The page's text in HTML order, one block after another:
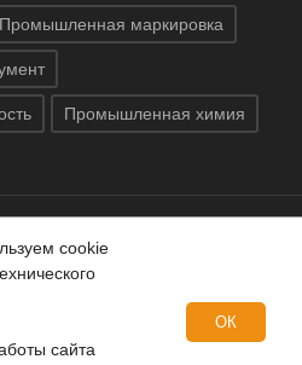
Промышленная маркировка
Промышленная химия
2020 ГК «Индатэк»
материалов с сайта запрещено.
офертой, определяемой
437 (2) ГК РФ.
cookie
сайта
ОК